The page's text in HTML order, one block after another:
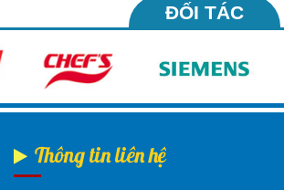
ĐỐI TÁC
Thông tin liên hệ